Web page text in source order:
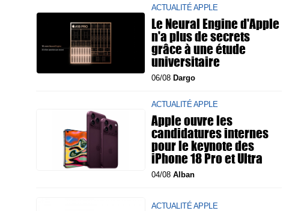
ACTUALITÉ APPLE
Le Neural Engine d'Apple
n'a plus de secrets
grâce à une étude
universitaire
06/08 Dargo
ACTUALITÉ APPLE
Apple ouvre les
candidatures internes
pour le keynote des
iPhone 18 Pro et Ultra
04/08 Alban
ACTUALITÉ APPLE